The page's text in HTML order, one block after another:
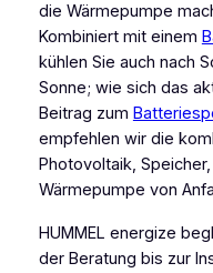
die Wärmepumpe
Kombiniert mit einem
kühlen Sie auch nach
Sonne; wie sich das
Beitrag zum
empfehlen wir die
Photovoltaik, Speicher,
Wärmepumpe von
HUMMEL energize
der Beratung bis zur